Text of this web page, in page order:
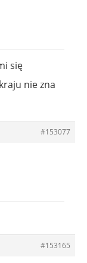
się
nie zna
#153077
#153165